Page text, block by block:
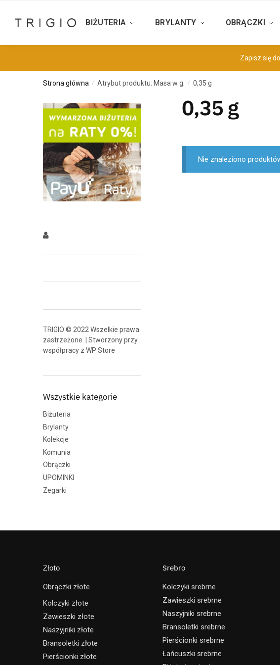
BIŻUTERIA BRYLANTY OBRĄCZKI
Zapisz się
Strona główna / Atrybut produktu: Masa w g. / 0,35 g
0,35 g
Nie znaleziono
TRIGIO © 2022 Wszelkie prawa
zastrzeżone. | Stworzony przy
współpracy z WP Store
Wszystkie kategorie
Biżuteria
Brylanty
Kolekcje
Komunia
Obrączki
UPOMINKI
Zegarki
Złoto
Obrączki złote
Kolczyki złote
Zawieszki złote
Naszyjniki złote
Bransoletki złote
Pierścionki złote
Srebro
Kolczyki srebrne
Zawieszki srebrne
Naszyjniki srebrne
Bransoletki srebrne
Pierścionki srebrne
Łańcuszki srebrne